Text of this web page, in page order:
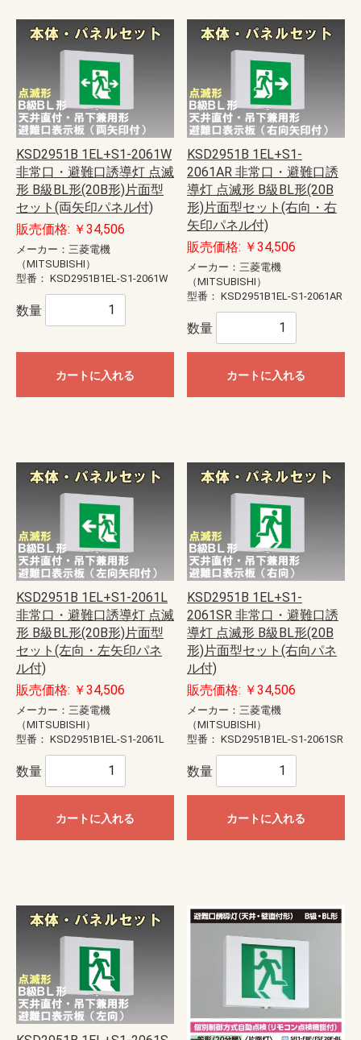
KSD2951B 1EL+S1-2061W
非常口・避難口誘導灯 点滅
形 B級BL形(20B形)片面型
セット(両矢印パネル付)
販売価格: ￥34,506
メーカー：三菱電機
（MITSUBISHI）
型番： KSD2951B1EL-S1-2061W
数量
カートに入れる
KSD2951B 1EL+S1-
2061AR 非常口・避難口誘
導灯 点滅形 B級BL形(20B
形)片面型セット(右向・右
矢印パネル付)
販売価格: ￥34,506
メーカー：三菱電機
（MITSUBISHI）
型番： KSD2951B1EL-S1-2061AR
数量
カートに入れる
KSD2951B 1EL+S1-2061L
非常口・避難口誘導灯 点滅
形 B級BL形(20B形)片面型
セット(左向・左矢印パネ
ル付)
販売価格: ￥34,506
メーカー：三菱電機
（MITSUBISHI）
型番： KSD2951B1EL-S1-2061L
数量
カートに入れる
KSD2951B 1EL+S1-
2061SR 非常口・避難口誘
導灯 点滅形 B級BL形(20B
形)片面型セット(右向パネ
ル付)
販売価格: ￥34,506
メーカー：三菱電機
（MITSUBISHI）
型番： KSD2951B1EL-S1-2061SR
数量
カートに入れる